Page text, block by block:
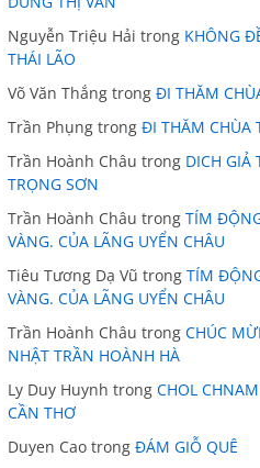
Nguyễn Triệu Hải trong KHÔNG
THÁI LÃO
Võ Văn Thắng trong ĐI THĂM
Trần Phụng trong ĐI THĂM CHÙA
Trần Hoành Châu trong DICH GIẢ
TRỌNG SƠN
Trần Hoành Châu trong TÍM
VÀNG. CỦA LÃNG UYỂN CHÂU
Tiêu Tương Dạ Vũ trong TÍM
VÀNG. CỦA LÃNG UYỂN CHÂU
Trần Hoành Châu trong CHÚC
NHẬT TRẦN HOÀNH HÀ
Ly Duy Huynh trong CHOL
CẦN THƠ
Duyen Cao trong ĐÁM GIỖ QUÊ